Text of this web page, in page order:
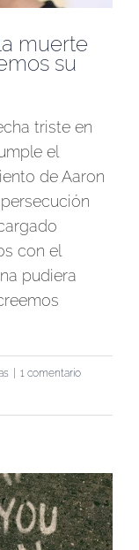
muerte
su
triste en
el
de Aaron
con el
pudiera
1 comentario